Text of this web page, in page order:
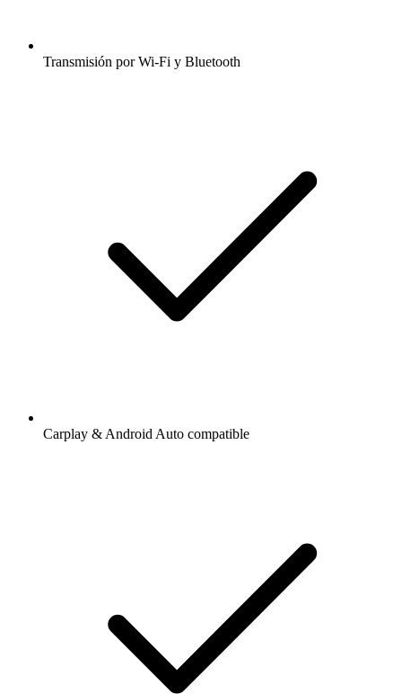
Transmisión por Wi-Fi y Bluetooth
Carplay & Android Auto compatible